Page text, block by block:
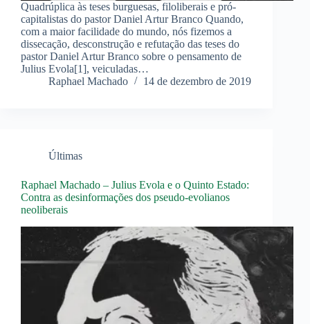
Quadrúplica às teses burguesas, filoliberais e pró-
capitalistas do pastor Daniel Artur Branco Quando,
com a maior facilidade do mundo, nós fizemos a
dissecação, desconstrução e refutação das teses do
pastor Daniel Artur Branco sobre o pensamento de
Julius Evola[1], veiculadas…
Raphael Machado
14 de dezembro de 2019
Últimas
Raphael Machado – Julius Evola e o Quinto Estado:
Contra as desinformações dos pseudo-evolianos
neoliberais